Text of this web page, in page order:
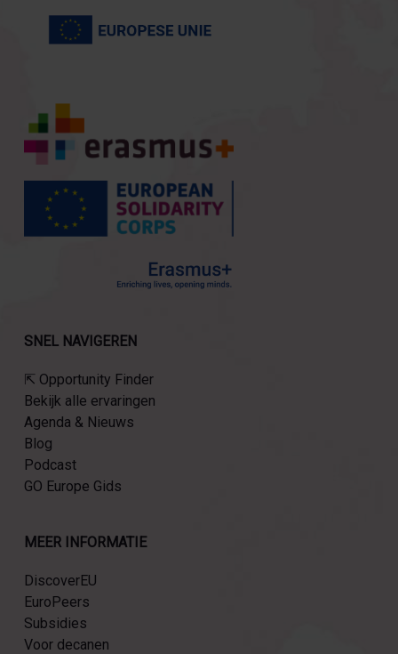
SNEL NAVIGEREN
⇱ Opportunity Finder
Bekijk alle ervaringen
Agenda & Nieuws
Blog
Podcast
GO Europe Gids
MEER INFORMATIE
DiscoverEU
EuroPeers
Subsidies
Voor decanen